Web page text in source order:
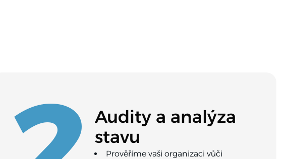
Audity a analýza
stavu
Prověříme vaši organizaci vůči